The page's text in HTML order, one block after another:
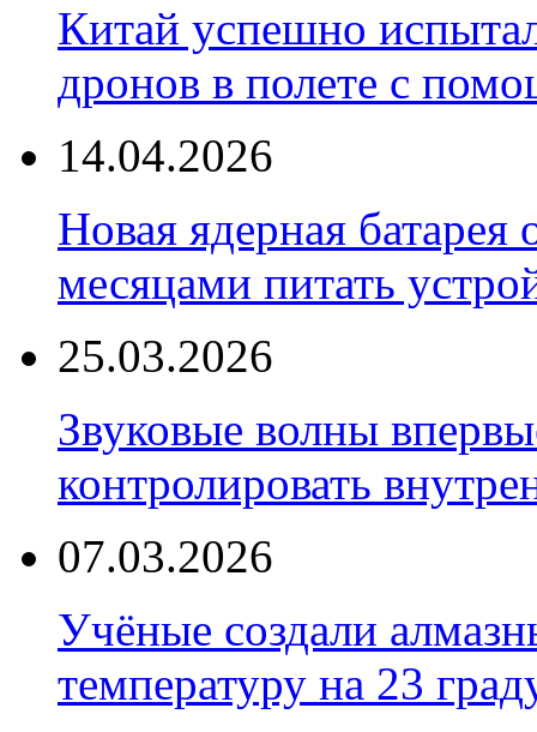
Китай успешно
дронов в полете с
14.04.2026
Новая ядерная батарея
месяцами питать
25.03.2026
Звуковые волны
контролировать
07.03.2026
Учёные создали
температуру на 23